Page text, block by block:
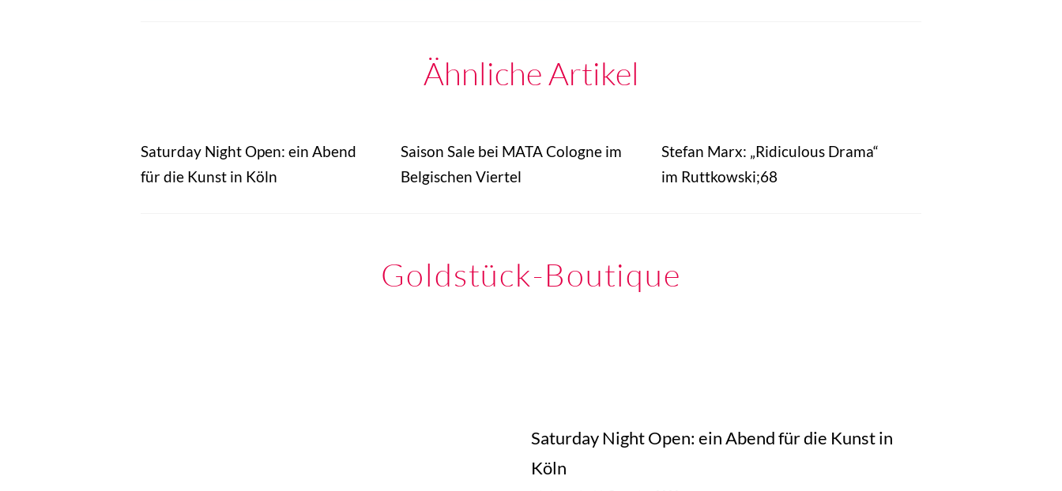
Ähnliche Artikel
Saturday Night Open: ein Abend
für die Kunst in Köln
Saison Sale bei MATA Cologne im
Belgischen Viertel
Stefan Marx: „Ridiculous Drama“
im Ruttkowski;68
Goldstück-Boutique
Saturday Night Open: ein Abend für die Kunst in
Köln